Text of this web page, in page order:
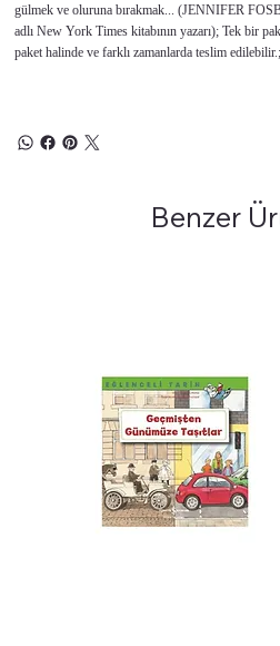
gülmek ve oluruna bırakmak... (JENNIFER
adlı New York Times kitabının yazarı); Tek bir
paket halinde ve farklı zamanlarda teslim edilebilir.;
Benzer